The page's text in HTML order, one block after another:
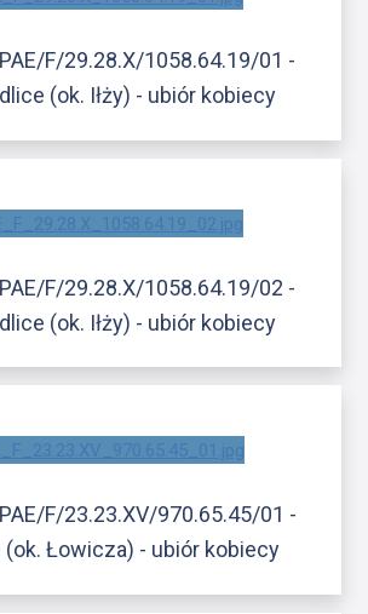
F/29.28.X/1058.64.19/01 -
(ok. Iłży) - ubiór kobiecy
F/29.28.X/1058.64.19/02 -
(ok. Iłży) - ubiór kobiecy
F/23.23.XV/970.65.45/01 -
(ok. Łowicza) - ubiór kobiecy